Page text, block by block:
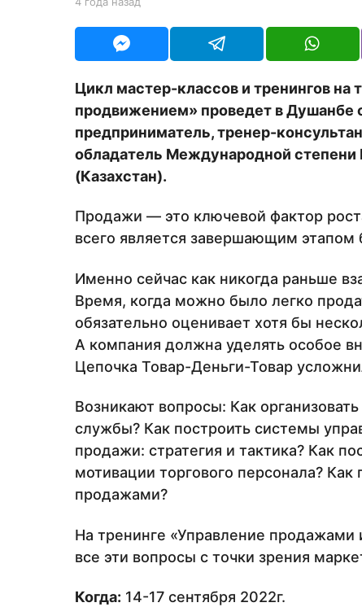
Y
U
а
а
з
д
Цикл мастер-классов и тренингов
продвижением» проведет в Душанбе
предприниматель, тренер-
обладатель Международной степени
(Казахстан).
Продажи — это ключевой фактор
всего является завершающим
Именно сейчас как никогда раньше
Время, когда можно было легко
обязательно оценивает хотя бы
А компания должна уделять особое
Цепочка Товар-Деньги-Товар
Возникают вопросы: Как
службы? Как построить системы
продажи: стратегия и тактика? Как
мотивации торгового персонала?
продажами?
На тренинге «Управление
все эти вопросы с точки зрения
Когда: 14-17 сентября 2022г.